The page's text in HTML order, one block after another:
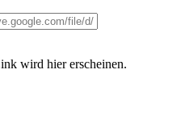
wird hier erscheinen.